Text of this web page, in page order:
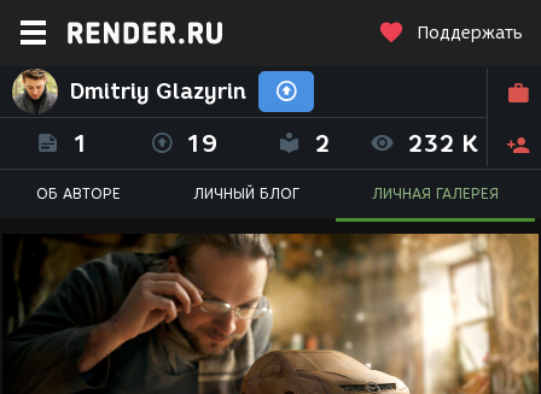
Поддержать
Dmitriy Glazyrin
1 19 2 232 K
ОБ АВТОРЕ ЛИЧНЫЙ БЛОГ ЛИЧНАЯ ГАЛЕРЕЯ